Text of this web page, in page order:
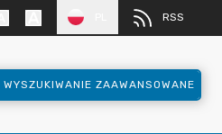
RSS
WYSZUKIWANIE ZAAWANSOWANE